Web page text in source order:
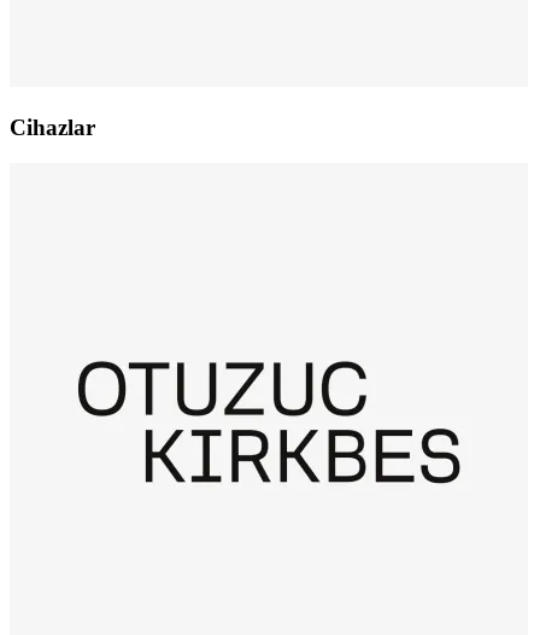
Cihazlar